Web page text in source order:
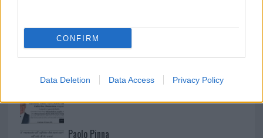
CONFIRM
Data Deletion Data Access Privacy Policy
NECROLOGIE
Mario Malu
Paolo Pinna